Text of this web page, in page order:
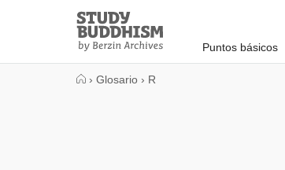
Study
Buddhism
Home
Puntos básicos
› Glosario › R